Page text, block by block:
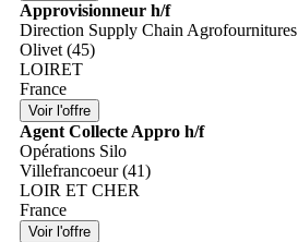
Approvisionneur h/f
Direction Supply Chain Agrofournitures
Olivet (45)
LOIRET
France
Agent Collecte Appro h/f
Opérations Silo
Villefrancoeur (41)
LOIR ET CHER
France